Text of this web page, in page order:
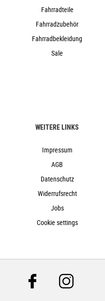
Fahrradteile
Fahrradzubehör
Fahrradbekleidung
Sale
WEITERE LINKS
Impressum
AGB
Datenschutz
Widerrufsrecht
Jobs
Cookie settings